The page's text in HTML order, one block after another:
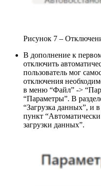
Рисунок 7 –
В дополнение к
отключить
пользователь мог
отключения
в меню “Файл” ->
“Параметры”. В
“Загрузка данных”, и
пункт
загрузки данных”.